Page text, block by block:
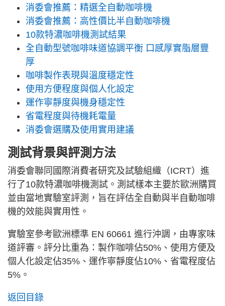
消委會推薦：精選全自動咖啡機
消委會推薦：高性價比半自動咖啡機
10款特濃咖啡機測試結果
全自動型號咖啡味道協調平衡 口感厚實脂層豐
厚
咖啡製作表現與溫度穩定性
使用方便程度與個人化設定
運作寧靜度與機身穩定性
省電程度與待機耗電量
消委會選購及使用實用建議
測試背景與評測方法
消委會聯同國際消費者研究及試驗組織（ICRT）進
行了10款特濃咖啡機測試。測試樣本主要於歐洲購買
並由當地實驗室評測，旨在評估全自動與半自動咖啡
機的效能與實用性。
實驗室參考歐洲標準 EN 60661 進行沖調，由專家味
道評審。評分比重為：製作咖啡佔50%、使用方便及
個人化設定佔35%、運作寧靜度佔10%、省電程度佔
5%。
返回目錄